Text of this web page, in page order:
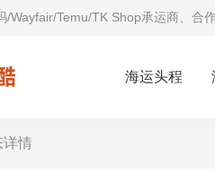
Temu/TK Shop承运商、合
海运头程
详情